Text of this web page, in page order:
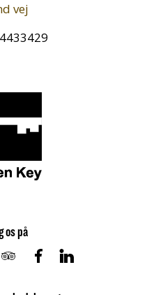
vej
os på
Tripadvisor
FacebookLinkedin